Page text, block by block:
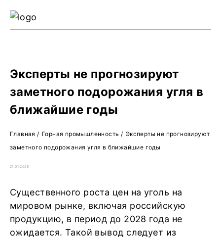
Эксперты не прогнозируют
заметного подорожания угля в
ближайшие годы
Главная / Горная промышленность / Эксперты не прогнозируют
заметного подорожания угля в ближайшие годы
21.01.2026
Существенного роста цен на уголь на
мировом рынке, включая российскую
продукцию, в период до 2028 года не
ожидается. Такой вывод следует из